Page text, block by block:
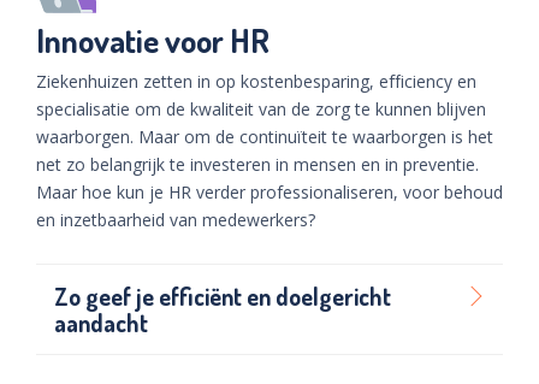
Innovatie voor HR
Ziekenhuizen zetten in op kostenbesparing, efficiency en
specialisatie om de kwaliteit van de zorg te kunnen blijven
waarborgen. Maar om de continuïteit te waarborgen is het
net zo belangrijk te investeren in mensen en in preventie.
Maar hoe kun je HR verder professionaliseren, voor behoud
en inzetbaarheid van medewerkers?
Zo geef je efficiënt en doelgericht
aandacht